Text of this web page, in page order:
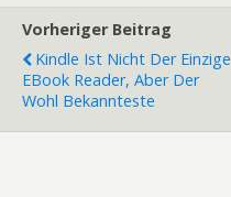
Vorheriger Beitrag
Kindle Ist Nicht Der Einzige
EBook Reader, Aber Der
Wohl Bekannteste